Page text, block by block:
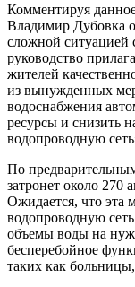
Комментируя
Владимир Дубовка
сложной ситуацией
руководство
жителей
из вынужденных
водоснабжения
ресурсы и снизить
водопроводную
По
затронет около 270
Ожидается, что эта
водопроводную
объемы воды на
бесперебойное
таких как